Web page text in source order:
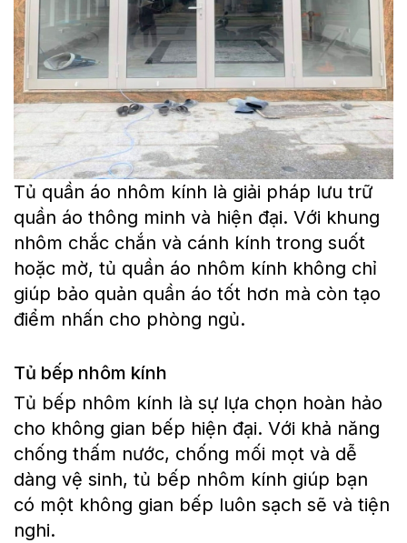
Tủ quần áo nhôm kính là giải pháp lưu trữ
quần áo thông minh và hiện đại. Với khung
nhôm chắc chắn và cánh kính trong suốt
hoặc mờ, tủ quần áo nhôm kính không chỉ
giúp bảo quản quần áo tốt hơn mà còn tạo
điểm nhấn cho phòng ngủ.
Tủ bếp nhôm kính
Tủ bếp nhôm kính là sự lựa chọn hoàn hảo
cho không gian bếp hiện đại. Với khả năng
chống thấm nước, chống mối mọt và dễ
dàng vệ sinh, tủ bếp nhôm kính giúp bạn
có một không gian bếp luôn sạch sẽ và tiện
nghi.